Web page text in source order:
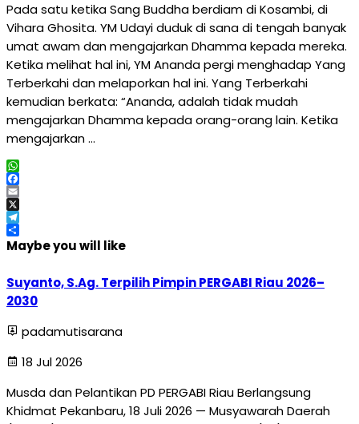
Pada satu ketika Sang Buddha berdiam di Kosambi, di
Vihara Ghosita. YM Udayi duduk di sana di tengah banyak
umat awam dan mengajarkan Dhamma kepada mereka.
Ketika melihat hal ini, YM Ananda pergi menghadap Yang
Terberkahi dan melaporkan hal ini. Yang Terberkahi
kemudian berkata: “Ananda, adalah tidak mudah
mengajarkan Dhamma kepada orang-orang lain. Ketika
mengajarkan …
WhatsApp
Facebook
Email
X
Telegram
Share
Maybe you will like
Suyanto, S.Ag. Terpilih Pimpin PERGABI Riau 2026–
2030
padamutisarana
18 Jul 2026
Musda dan Pelantikan PD PERGABI Riau Berlangsung
Khidmat Pekanbaru, 18 Juli 2026 — Musyawarah Daerah